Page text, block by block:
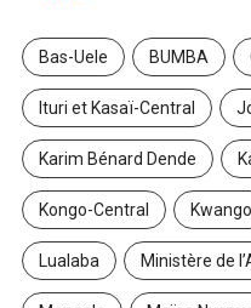
Bas-Uele BUMBA
Ituri et Kasaï-Central
Karim Bénard Dende
Kongo-Central Kwango
Lualaba Ministère de